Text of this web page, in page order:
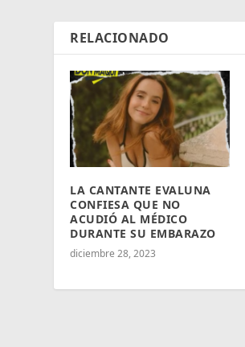
RELACIONADO
LA CANTANTE EVALUNA
CONFIESA QUE NO
ACUDIÓ AL MÉDICO
DURANTE SU EMBARAZO
diciembre 28, 2023